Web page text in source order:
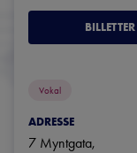
BILLETTER
Vokal
ADRESSE
7 Myntgata,